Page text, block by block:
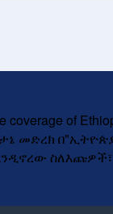
coverage of
መድረክ